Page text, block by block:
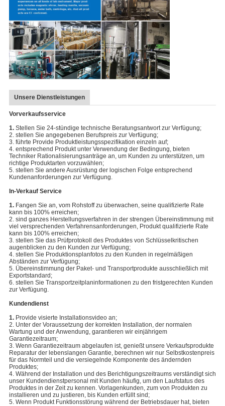
Unsere Dienstleistungen
Vorverkaufsservice
1. Stellen Sie 24-stündige technische Beratungsantwort zur Verfügung;
2. stellen Sie angegebenen Berufspreis zur Verfügung;
3. führte Provide Produktleistungsspezifikation einzeln auf;
4. entsprechend Produkt unter Verwendung der Bedingung, bieten
Techniker Rationalisierungsanträge an, um Kunden zu unterstützen, um
richtige Produktarten vorzuwählen;
5. stellen Sie andere Ausrüstung der logischen Folge entsprechend
Kundenanforderungen zur Verfügung.
In-Verkauf Service
1. Fangen Sie an, vom Rohstoff zu überwachen, seine qualifizierte Rate
kann bis 100% erreichen;
2. sind ganzes Herstellungsverfahren in der strengen Übereinstimmung mit
viel versprechenden Verfahrensanforderungen, Produkt qualifizierte Rate
kann bis 100% erreichen;
3. stellen Sie das Prüfprotokoll des Produktes von Schlüsselkritischen
augenblicken zu den Kunden zur Verfügung;
4. stellen Sie Produktionsplanfotos zu den Kunden in regelmäßigen
Abständen zur Verfügung;
5. Übereinstimmung der Paket- und Transportprodukte ausschließlich mit
Exportstandard;
6. stellen Sie Transportzeitplaninformationen zu den fristgerechten Kunden
zur Verfügung.
Kundendienst
1. Provide visierte Installationsvideo an;
2. Unter der Voraussetzung der korrekten Installation, der normalen
Wartung und der Anwendung, garantieren wir einjährigem
Garantiezeitraum;
3. Wenn Garantiezeitraum abgelaufen ist, genießt unsere Verkaufsprodukte
Reparatur der lebenslangen Garantie, berechnen wir nur Selbstkostenpreis
für das Normteil und die versiegelnde Komponente des ändernden
Produktes;
4. Während der Installation und des Berichtigungszeitraums verständigt sich
unser Kundendienstpersonal mit Kunden häufig, um den Laufstatus des
Produktes in der Zeit zu kennen. Vorlagenkunden, zum von Produkten zu
installieren und zu justieren, bis Kunden erfüllt sind;
5. Wenn Produkt Funktionsstörung während der Betriebsdauer hat, bieten